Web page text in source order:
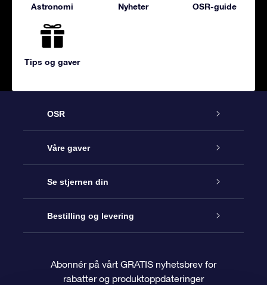
Astronomi Nyheter OSR-guide
Tips og gaver
OSR
Kundeservice
Kontakt oss
Bloggen
Anmeldelser
Våre gaver
Online Stjernegave
OSR Gavepakke
OSR-gavekortet
Se stjernen din
Star Register
Pesontilpasset stjerneside
Bestilling og levering
Betalingsinformasjon
Abonnér på vårt GRATIS nyhetsbrev for
rabatter og produktoppdateringer